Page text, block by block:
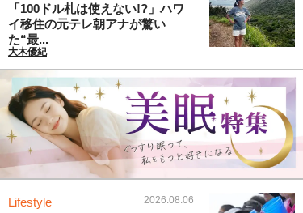
「100ドル札は使えない!?」ハワ
イ移住の元テレ朝アナが驚い
た“最...
大木優紀
Lifestyle 2026.08.06